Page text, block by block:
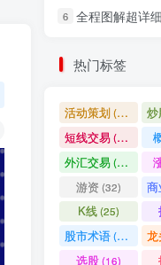
6 全程图解超详细！
热门标签
活动策划(49)
短线交易(40)
外汇交易(37)
游资 (32)
K线(25)
股市术语(21)
选股(16)
满足
热门文章 最新发